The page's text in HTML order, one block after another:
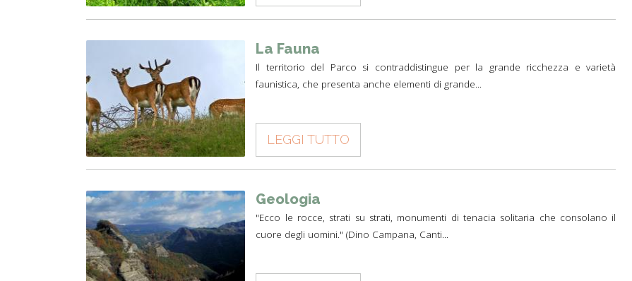
La Fauna
Il territorio del Parco si contraddistingue per la grande ricchezza e varietà
faunistica, che presenta anche elementi di grande...
LEGGI TUTTO
Geologia
"Ecco le rocce, strati su strati, monumenti di tenacia solitaria che consolano il
cuore degli uomini." (Dino Campana, Canti...